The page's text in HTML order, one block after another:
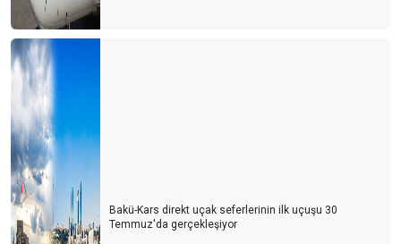
Turizm iyi mi olacak? Kötü mü olacak? Gerçek nedir?
CEVABI OLMAYAN SORU
2021 yılı umutların gerçekleştiği bir yıl olsun
Eleştirelim ama hakkını da verelim
Turist gelecek hayaline kapılmayalım
Turizmde herkes bildiğini okuyor
Şeffaf olmazsak turist gelmek istemez
Bakü-Kars direkt uçak seferlerinin ilk uçuşu 30
Temmuz'da gerçekleşiyor